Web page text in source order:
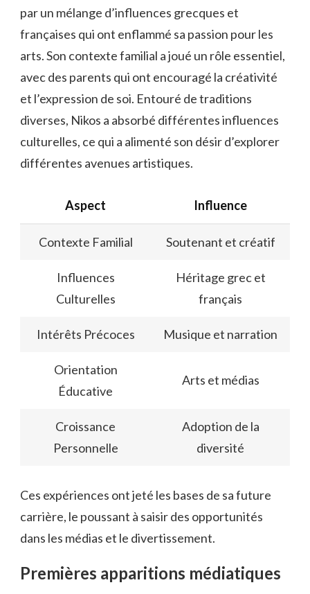
par un mélange d’influences grecques et
françaises qui ont enflammé sa passion pour les
arts. Son contexte familial a joué un rôle essentiel,
avec des parents qui ont encouragé la créativité
et l’expression de soi. Entouré de traditions
diverses, Nikos a absorbé différentes influences
culturelles, ce qui a alimenté son désir d’explorer
différentes avenues artistiques.
Aspect Influence
Contexte Familial Soutenant et créatif
Influences
Culturelles
Héritage grec et
français
Intérêts Précoces Musique et narration
Orientation
Éducative
Arts et médias
Croissance
Personnelle
Adoption de la
diversité
Ces expériences ont jeté les bases de sa future
carrière, le poussant à saisir des opportunités
dans les médias et le divertissement.
Premières apparitions médiatiques